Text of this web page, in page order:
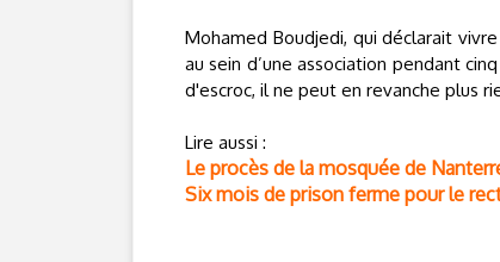
Mohamed Boudjedi, qui déclarait vivre
au sein d’une association pendant
d'escroc, il ne peut en revanche plus
Lire aussi :
Le procès de la mosquée de
Six mois de prison ferme pour le